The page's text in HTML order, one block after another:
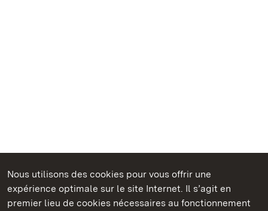
Nous utilisons des cookies pour vous offrir une
expérience optimale sur le site Internet. Il s’agit en
premier lieu de cookies nécessaires au fonctionnement
Châteaux et jardins publics du Bade-Wurtemberg